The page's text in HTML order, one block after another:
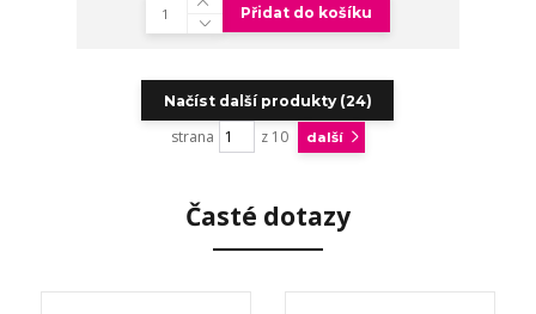
Přidat do košíku
Načíst další produkty (24)
strana z 10 další
Časté dotazy